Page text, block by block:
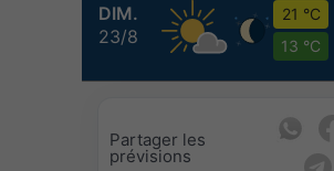
DIM.
23/8
21 °C
13 °C
Partager les
prévisions